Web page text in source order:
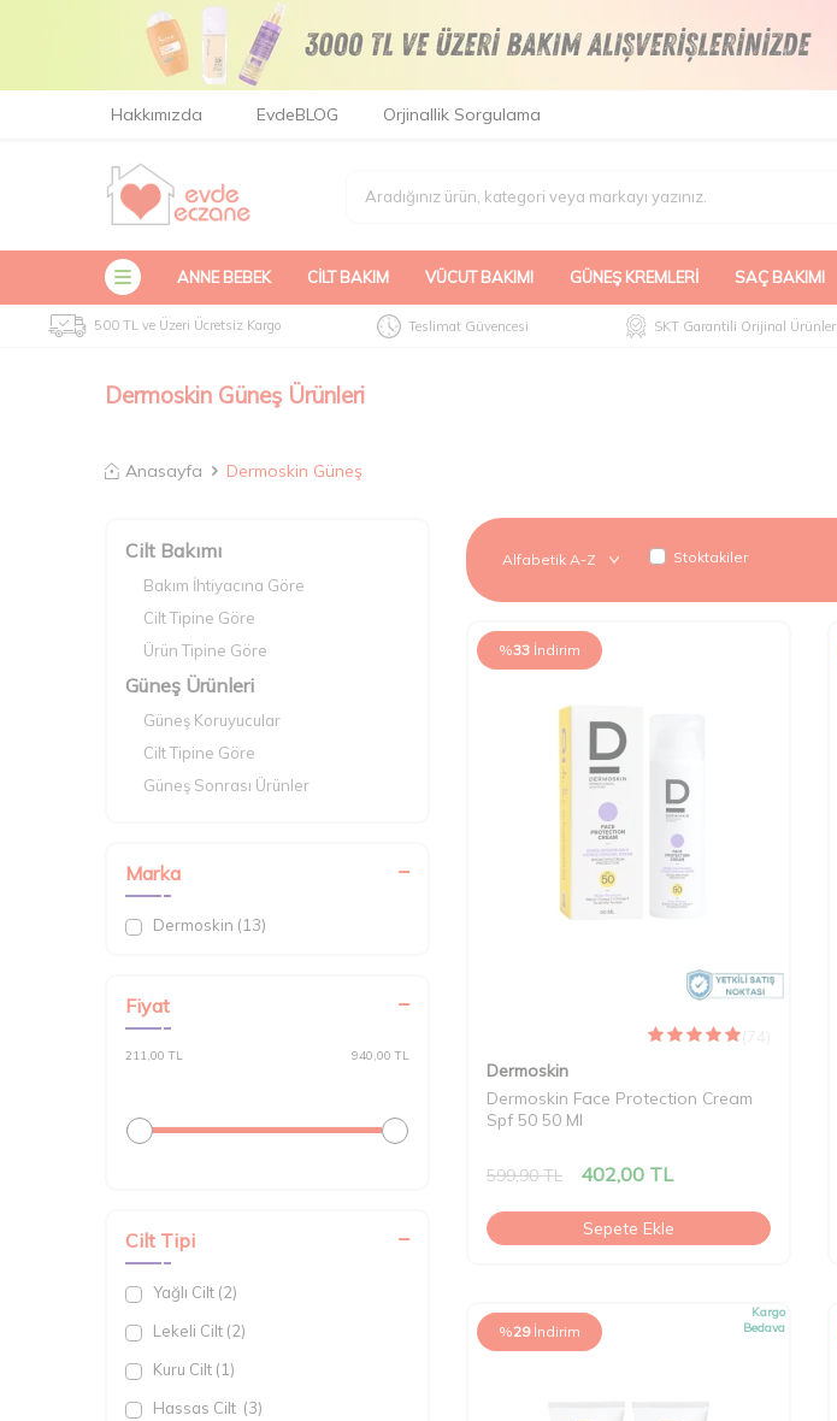
Hakkımızda EvdeBLOG Orjinallik Sorgulama
ANNE BEBEK CILT BAKIM VÜCUT BAKIMI GÜNEŞ KREMLERI SAÇ BAKIMI
500 TL ve Üzeri Ücretsiz Kargo Teslimat Güvencesi SKT Garantili Orijinal Ürünler
Dermoskin Güneş Ürünleri
Anasayfa Dermoskin Güneş
Cilt Bakımı
Bakım İhtiyacına Göre
Cilt Tipine Göre
Ürün Tipine Göre
Güneş Ürünleri
Güneş Koruyucular
Cilt Tipine Göre
Güneş Sonrası Ürünler
Avantajlı Setler
Seyahat Boy Ürünler
Marka
Dermoskin (13)
Fiyat
211,00 TL 940,00 TL
Cilt Tipi
Yağlı Cilt (2)
Lekeli Cilt (2)
Kuru Cilt (1)
Hassas Cilt (3)
Stoktakiler
%33 İndirim
(74)
Dermoskin
Dermoskin Face Protection Cream
Spf 50 50 Ml
599,90TL 402,00 TL
Sepete Ekle
%29 İndirim
Kargo
Bedava